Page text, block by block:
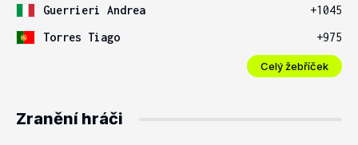
Guerrieri Andrea
+1045
Torres Tiago
+975
Celý žebříček
Zranění hráči